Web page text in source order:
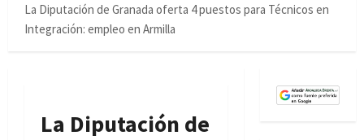
La Diputación de Granada oferta 4 puestos para Técnicos en
Integración: empleo en Armilla
La Diputación de